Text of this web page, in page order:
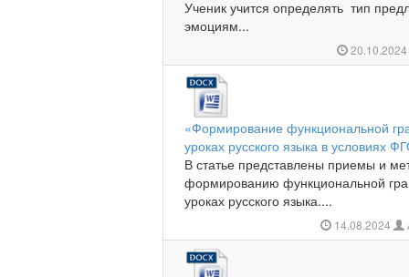
Ученик учится определять тип
эмоциям...
«Формирование функциональной
уроках русского языка в условиях
В статье представлены приемы и
формированию функциональной
уроках русского языка....
14.08.2024